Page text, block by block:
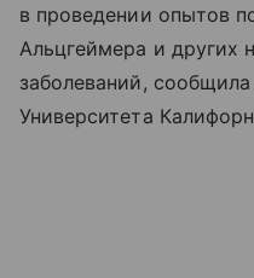
в проведении опытов
Альцгеймера и других
заболеваний,
Университета